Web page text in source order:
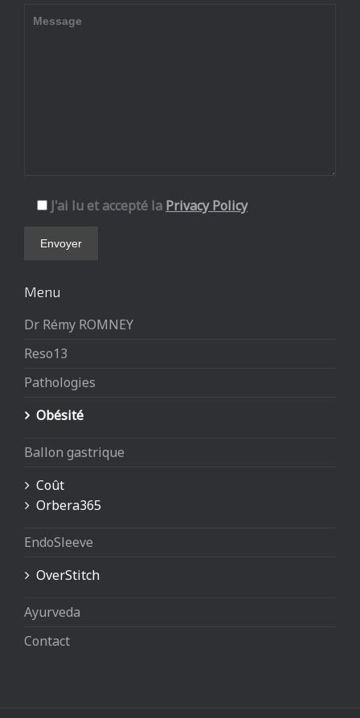
J'ai lu et accepté la Privacy Policy
Menu
Dr Rémy ROMNEY
Reso13
Pathologies
Obésité
Ballon gastrique
Coût
Orbera365
EndoSleeve
OverStitch
Ayurveda
Contact